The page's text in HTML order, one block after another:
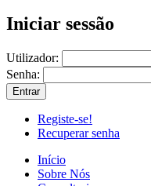
Iniciar sessão
Utilizador:
Senha:
Registe-se!
Recuperar senha
Início
Sobre Nós